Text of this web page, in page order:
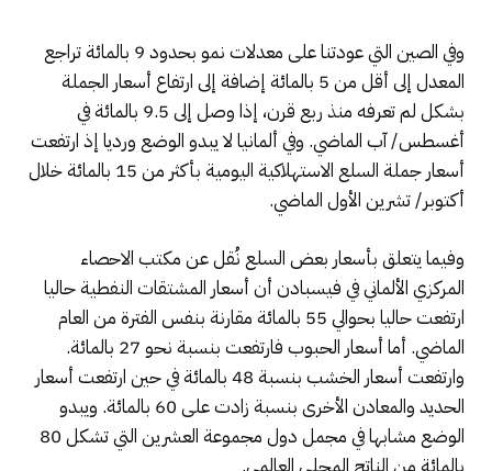
وفي الصين التي عودتنا على معدلات نمو بحدود 9 بالمائة تراجع
المعدل إلى أقل من 5 بالمائة إضافة إلى ارتفاع أسعار الجملة
بشكل لم تعرفه منذ ربع قرن، إذا وصل إلى 9.5 بالمائة في
أغسطس/ آب الماضي. وفي ألمانيا لا يبدو الوضع ورديا إذ ارتفعت
أسعار جملة السلع الاستهلاكية اليومية بأكثر من 15 بالمائة خلال
أكتوبر/ تشرين الأول الماضي.
وفيما يتعلق بأسعار بعض السلع نُقل عن مكتب الاحصاء
المركزي الألماني في فيسبادن أن أسعار المشتقات النفطية حاليا
ارتفعت حاليا بحوالي 55 بالمائة مقارنة بنفس الفترة من العام
الماضي. أما أسعار الحبوب فارتفعت بنسبة نحو 27 بالمائة.
وارتفعت أسعار الخشب بنسبة 48 بالمائة في حين ارتفعت أسعار
الحديد والمعادن الأخرى بنسبة زادت على 60 بالمائة. ويبدو
الوضع مشابها في مجمل دول مجموعة العشرين التي تشكل 80